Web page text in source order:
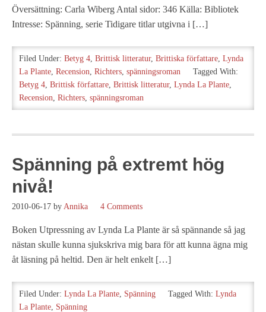
Översättning: Carla Wiberg Antal sidor: 346 Källa: Bibliotek
Intresse: Spänning, serie Tidigare titlar utgivna i […]
Filed Under: Betyg 4, Brittisk litteratur, Brittiska författare, Lynda
La Plante, Recension, Richters, spänningsroman
Tagged With:
Betyg 4, Brittisk författare, Brittisk litteratur, Lynda La Plante,
Recension, Richters, spänningsroman
Spänning på extremt hög
nivå!
2010-06-17 by Annika 4 Comments
Boken Utpressning av Lynda La Plante är så spännande så jag
nästan skulle kunna sjukskriva mig bara för att kunna ägna mig
åt läsning på heltid. Den är helt enkelt […]
Filed Under: Lynda La Plante, Spänning Tagged With: Lynda
La Plante, Spänning